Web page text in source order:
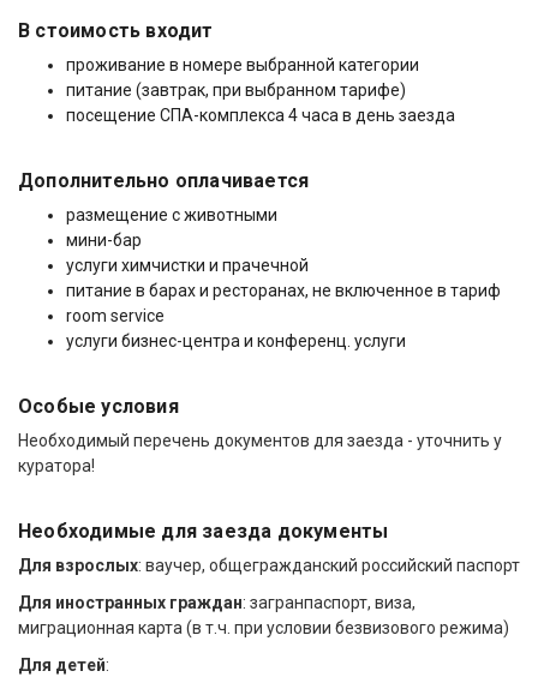
В стоимость входит
проживание в номере выбранной категории
питание (завтрак, при выбранном тарифе)
посещение СПА-комплекса 4 часа в день заезда
Дополнительно оплачивается
размещение с животными
мини-бар
услуги химчистки и прачечной
питание в барах и ресторанах, не включенное в тариф
room service
услуги бизнес-центра и конференц. услуги
Особые условия
Необходимый перечень документов для заезда - уточнить у
куратора!
Необходимые для заезда документы
Для взрослых: ваучер, общегражданский российский паспорт
Для иностранных граждан: загранпаспорт, виза,
миграционная карта (в т.ч. при условии безвизового режима)
Для детей: